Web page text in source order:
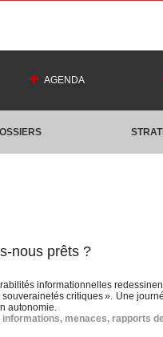
AGENDA
nous prêts ?
informationnelles
critiques ». Une
autonomie.
informations, menaces, rapports